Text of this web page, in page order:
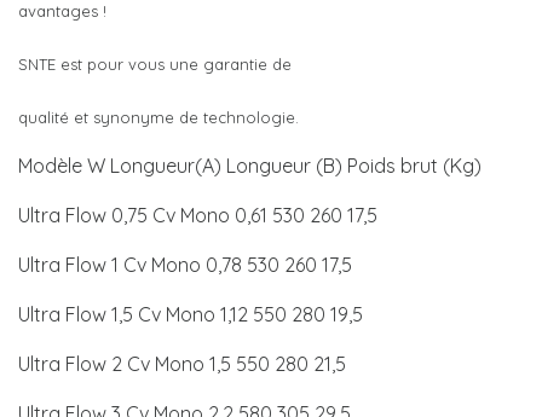
avantages !
SNTE est pour vous une garantie de
qualité et synonyme de technologie.
Modèle W Longueur(A) Longueur (B) Poids brut (Kg)
Ultra Flow 0,75 Cv Mono 0,61 530 260 17,5
Ultra Flow 1 Cv Mono 0,78 530 260 17,5
Ultra Flow 1,5 Cv Mono 1,12 550 280 19,5
Ultra Flow 2 Cv Mono 1,5 550 280 21,5